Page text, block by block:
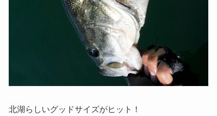
北湖らしいグッドサイズがヒット！